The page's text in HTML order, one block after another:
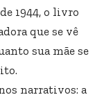
1944, o livro
que se vê
sua mãe se
narrativos: a